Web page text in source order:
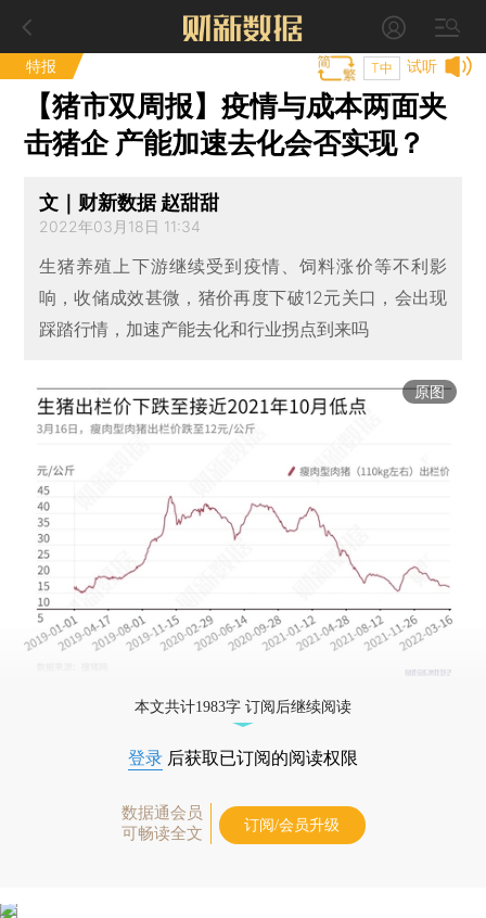
特报 试听
T中
【猪市双周报】疫情与成本两面夹
击猪企 产能加速去化会否实现？
文｜财新数据 赵甜甜
2022年03月18日 11:34
生猪养殖上下游继续受到疫情、饲料涨价等不利影
响，收储成效甚微，猪价再度下破12元关口，会出现
踩踏行情，加速产能去化和行业拐点到来吗
原图
本文共计1983字 订阅后继续阅读
登录 后获取已订阅的阅读权限
数据通会员
可畅读全文
订阅/会员升级